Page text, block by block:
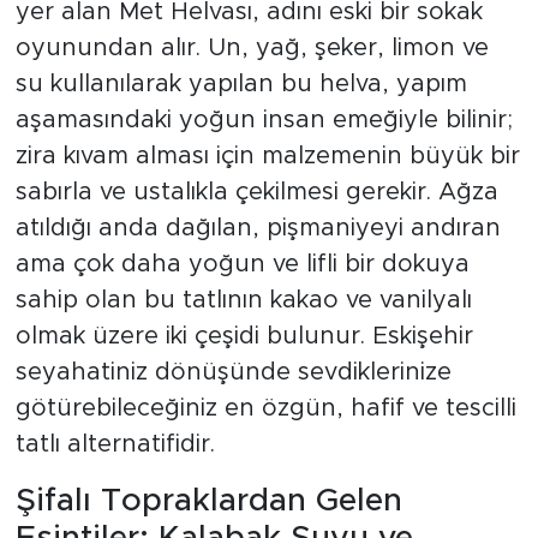
yer alan Met Helvası, adını eski bir sokak
oyunundan alır. Un, yağ, şeker, limon ve
su kullanılarak yapılan bu helva, yapım
aşamasındaki yoğun insan emeğiyle bilinir;
zira kıvam alması için malzemenin büyük bir
sabırla ve ustalıkla çekilmesi gerekir. Ağza
atıldığı anda dağılan, pişmaniyeyi andıran
ama çok daha yoğun ve lifli bir dokuya
sahip olan bu tatlının kakao ve vanilyalı
olmak üzere iki çeşidi bulunur. Eskişehir
seyahatiniz dönüşünde sevdiklerinize
götürebileceğiniz en özgün, hafif ve tescilli
tatlı alternatifidir.
Şifalı Topraklardan Gelen